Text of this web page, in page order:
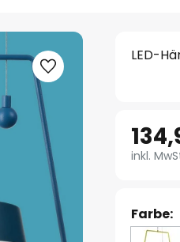
LED-
inkl.
Farbe: